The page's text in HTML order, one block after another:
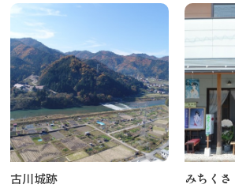
飛騨市の６つの魅力
ひだじまん図鑑
交通機関・道路情報
飛騨古川の駐車場
よくある質問
お知らせ
当サイトについて
協会について
パンフレット
写真ダウンロード
古川城跡 みちくさ